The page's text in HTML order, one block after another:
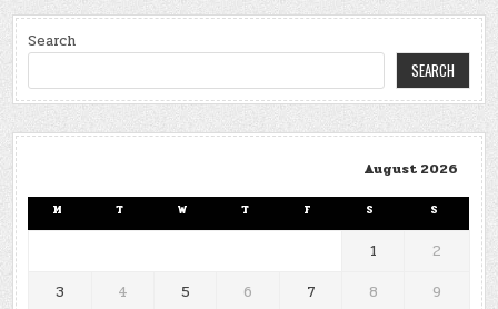
Search
SEARCH
August 2026
M T W T F S S
1
2
3
4 5 6 7 8
9